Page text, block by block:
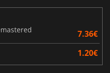
7.36€
1.20€